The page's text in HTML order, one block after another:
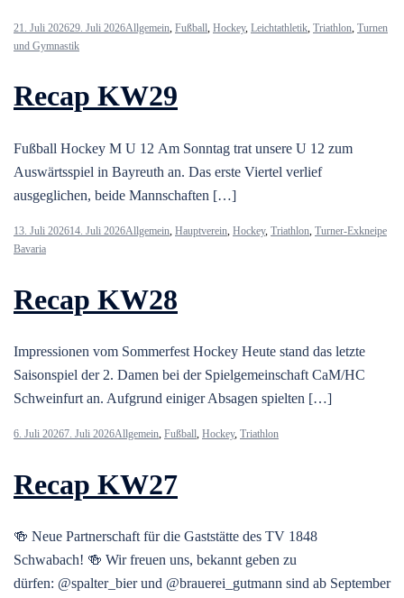
21. Juli 202629. Juli 2026Allgemein, Fußball, Hockey, Leichtathletik, Triathlon, Turnen
und Gymnastik
Recap KW29
Fußball Hockey M U 12 Am Sonntag trat unsere U 12 zum
Auswärtsspiel in Bayreuth an. Das erste Viertel verlief
ausgeglichen, beide Mannschaften […]
13. Juli 202614. Juli 2026Allgemein, Hauptverein, Hockey, Triathlon, Turner-Exkneipe
Bavaria
Recap KW28
Impressionen vom Sommerfest Hockey Heute stand das letzte
Saisonspiel der 2. Damen bei der Spielgemeinschaft CaM/HC
Schweinfurt an. Aufgrund einiger Absagen spielten […]
6. Juli 20267. Juli 2026Allgemein, Fußball, Hockey, Triathlon
Recap KW27
🍻 Neue Partnerschaft für die Gaststätte des TV 1848
Schwabach! 🍻 Wir freuen uns, bekannt geben zu
dürfen: @spalter_bier und @brauerei_gutmann sind ab September